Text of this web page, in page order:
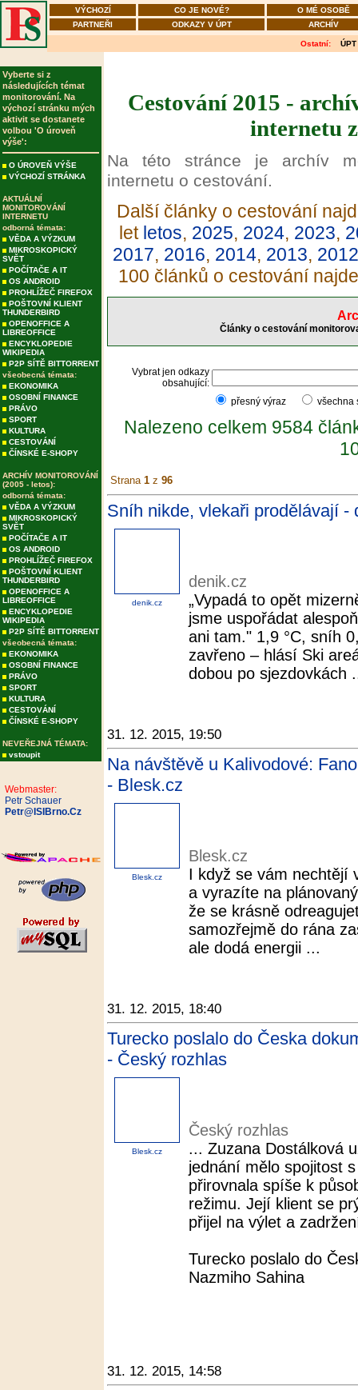
VÝCHOZÍ CO JE NOVÉ?
O MÉ OSOBĚ
PARTNEŘI
ODKAZY V ÚPT ARCHÍV
Ostatní: ÚPT
Vyberte si z
následujících témat
monitorování. Na
výchozí stránku mých
aktivit se dostanete
volbou 'O úroveň
výše':
O ÚROVEŇ VÝŠE
VÝCHOZÍ STRÁNKA
AKTUÁLNÍ
MONITOROVÁNÍ
INTERNETU
odborná témata:
VĚDA A VÝZKUM
MIKROSKOPICKÝ
SVĚT
POČÍTAČE A IT
OS ANDROID
PROHLÍŽEČ FIREFOX
POŠTOVNÍ KLIENT
THUNDERBIRD
OPENOFFICE A
LIBREOFFICE
ENCYKLOPEDIE
WIKIPEDIA
P2P SÍTĚ BITTORRENT
všeobecná témata:
EKONOMIKA
OSOBNÍ FINANCE
PRÁVO
SPORT
KULTURA
CESTOVÁNÍ
ČÍNSKÉ E-SHOPY
ARCHÍV MONITOROVÁNÍ
(2005 - letos):
odborná témata:
VĚDA A VÝZKUM
MIKROSKOPICKÝ
SVĚT
POČÍTAČE A IT
OS ANDROID
PROHLÍŽEČ FIREFOX
POŠTOVNÍ KLIENT
THUNDERBIRD
OPENOFFICE A
LIBREOFFICE
ENCYKLOPEDIE
WIKIPEDIA
P2P SÍTĚ BITTORRENT
všeobecná témata:
EKONOMIKA
OSOBNÍ FINANCE
PRÁVO
SPORT
KULTURA
CESTOVÁNÍ
ČÍNSKÉ E-SHOPY
NEVEŘEJNÁ TÉMATA:
vstoupit
Webmaster:
Petr Schauer
Petr@ISIBrno.Cz
Cestování 2015 -
internetu
Na této stránce je archív
internetu o cestování.
Další články o cestování
let letos, 2025, 2024, 2023,
2017, 2016, 2014, 2013, 2012
100 článků o cestování
Články o cestování
Vybrat jen odkazy
obsahující:
přesný výraz
Nalezeno celkem 9584
Strana 1 z 96
Sníh nikde, vlekaři prodělávají -
denik.cz
denik.cz
„Vypadá to opět
jsme uspořádat
ani tam." 1,9 °C, sníh
zavřeno – hlásí Ski
dobou po sjezdovkách
31. 12. 2015, 19:50
Na návštěvě u Kalivodové:
- Blesk.cz
Blesk.cz
Blesk.cz
I když se vám nechtějí
a vyrazíte na
že se krásně
samozřejmě do rána
ale dodá energii ...
31. 12. 2015, 18:40
Turecko poslalo do Česka
- Český rozhlas
Blesk.cz
Český rozhlas
... Zuzana Dostálková
jednání mělo spojitost
přirovnala spíše k
režimu. Její klient se
přijel na výlet a
Turecko poslalo do
Nazmiho Sahina
31. 12. 2015, 14:58